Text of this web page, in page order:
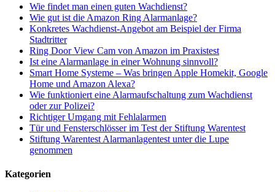
Wie findet man einen guten Wachdienst?
Wie gut ist die Amazon Ring Alarmanlage?
Konkretes Wachdienst-Angebot am Beispiel der Firma
Stadtritter
Ring Door View Cam von Amazon im Praxistest
Ist eine Alarmanlage in einer Wohnung sinnvoll?
Smart Home Systeme – Was bringen Apple Homekit, Google
Home und Amazon Alexa?
Wie funktioniert eine Alarmaufschaltung zum Wachdienst
oder zur Polizei?
Richtiger Umgang mit Fehlalarmen
Tür und Fensterschlösser im Test der Stiftung Warentest
Stiftung Warentest Alarmanlagentest unter die Lupe
genommen
Kategorien